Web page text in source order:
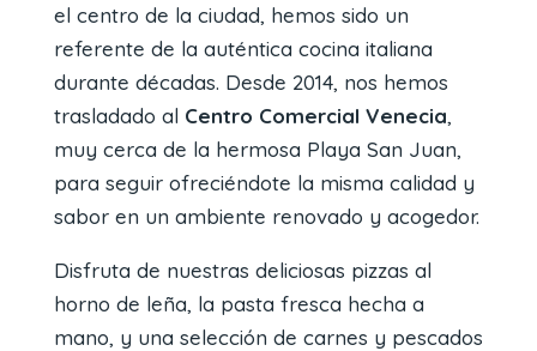
el centro de la ciudad, hemos sido un
referente de la auténtica cocina italiana
durante décadas. Desde 2014, nos hemos
trasladado al Centro Comercial Venecia,
muy cerca de la hermosa Playa San Juan,
para seguir ofreciéndote la misma calidad y
sabor en un ambiente renovado y acogedor.
Disfruta de nuestras deliciosas pizzas al
horno de leña, la pasta fresca hecha a
mano, y una selección de carnes y pescados